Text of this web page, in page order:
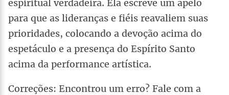
espiritual verdadeira. Ela escreve um apelo
para que as lideranças e fiéis reavaliem suas
prioridades, colocando a devoção acima do
espetáculo e a presença do Espírito Santo
acima da performance artística.
Correções: Encontrou um erro? Fale com a